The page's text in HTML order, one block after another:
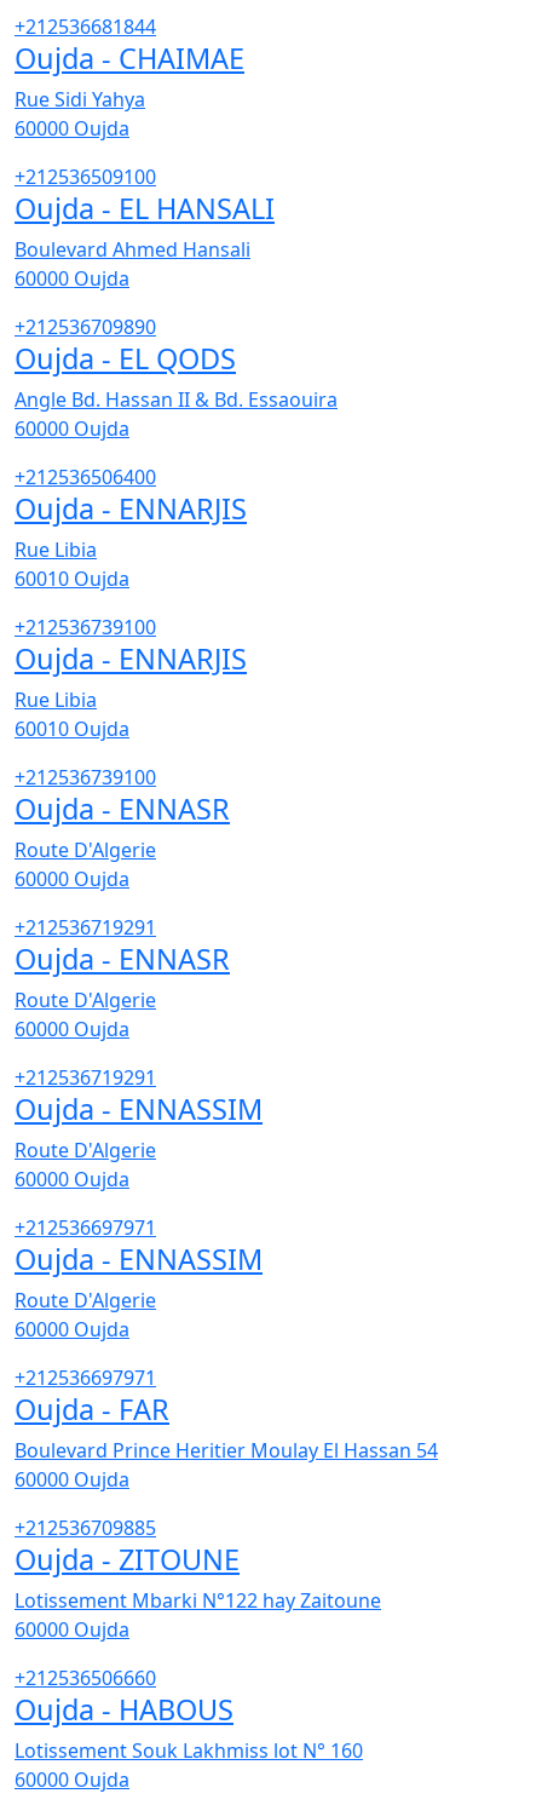
+212536681844
Oujda - CHAIMAE
Rue Sidi Yahya
60000 Oujda
+212536509100
Oujda - EL HANSALI
Boulevard Ahmed Hansali
60000 Oujda
+212536709890
Oujda - EL QODS
Angle Bd. Hassan II & Bd. Essaouira
60000 Oujda
+212536506400
Oujda - ENNARJIS
Rue Libia
60010 Oujda
+212536739100
Oujda - ENNARJIS
Rue Libia
60010 Oujda
+212536739100
Oujda - ENNASR
Route D'Algerie
60000 Oujda
+212536719291
Oujda - ENNASR
Route D'Algerie
60000 Oujda
+212536719291
Oujda - ENNASSIM
Route D'Algerie
60000 Oujda
+212536697971
Oujda - ENNASSIM
Route D'Algerie
60000 Oujda
+212536697971
Oujda - FAR
Boulevard Prince Heritier Moulay El Hassan 54
60000 Oujda
+212536709885
Oujda - ZITOUNE
Lotissement Mbarki N°122 hay Zaitoune
60000 Oujda
+212536506660
Oujda - HABOUS
Lotissement Souk Lakhmiss lot N° 160
60000 Oujda